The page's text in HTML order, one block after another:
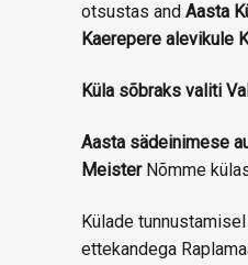
otsustas and Aasta
Kaerepere alevikule
Küla sõbraks valiti
Aasta sädeinimese
MeisterNõmme
Külade
ettekandega